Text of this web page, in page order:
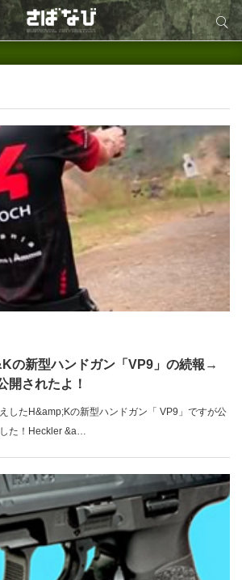
サイト内検索
の新型ハンドガン「VP9」の続報→
開されたよ！
したH&amp;Kの新型ハンドガン「 VP9」ですが公
た！Heckler &a…
サイト内検索